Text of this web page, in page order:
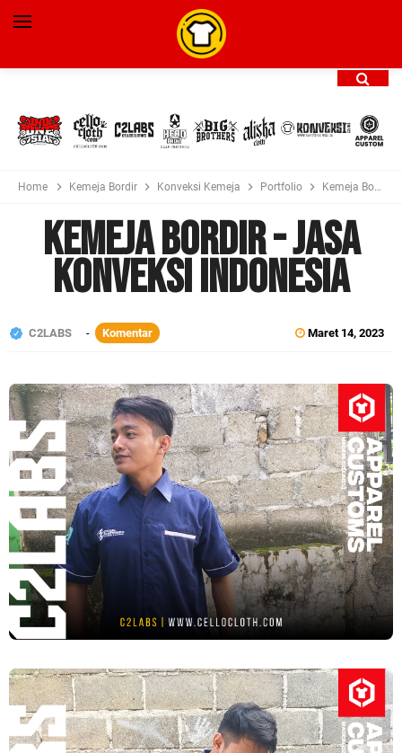
Home Kemeja Bordir Konveksi Kemeja Portfolio Kemeja Bordir - Jasa Konveksi Indonesia
Kemeja Bordir - Jasa
Konveksi Indonesia
C2LABS Maret 14, 2023
Komentar